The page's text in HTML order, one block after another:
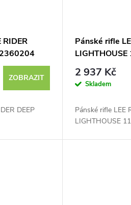
RIDER
ZOBRAZIT
DEEP
Pánské rifle
2 937 Kč
Skladem
Pánské rifle LEE
LIGHTHOUSE